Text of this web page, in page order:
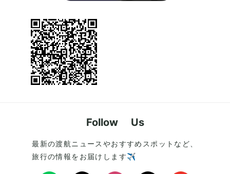
Follow Us
最新の渡航ニュースやおすすめスポットなど、
旅行の情報をお届けします✈️